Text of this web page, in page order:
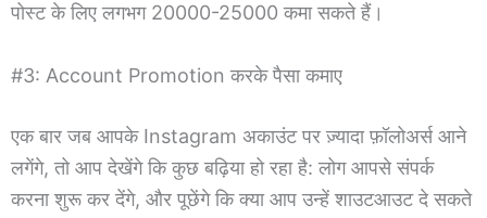
पोस्ट के लिए लगभग 20000-25000 कमा सकते हैं।
#3: Account Promotion करके पैसा कमाए
एक बार जब आपके Instagram अकाउंट पर ज़्यादा फ़ॉलोअर्स आने
लगेंगे, तो आप देखेंगे कि कुछ बढ़िया हो रहा है: लोग आपसे संपर्क
करना शुरू कर देंगे, और पूछेंगे कि क्या आप उन्हें शाउटआउट दे सकते